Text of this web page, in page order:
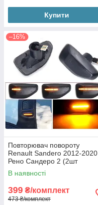
Купити
–16%
Повторювач повороту
Renault Sandero 2012-2020
Рено Сандеро 2 (2шт
динамічні чорні ЛЕД)
В наявності
399 ₴/комплект
473 ₴/комплект